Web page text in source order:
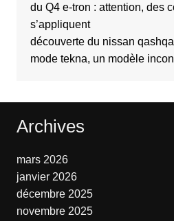
du Q4 e-tron : attention, des
s’appliquent
découverte du nissan
mode tekna, un modèle
Archives
mars 2026
janvier 2026
décembre 2025
novembre 2025